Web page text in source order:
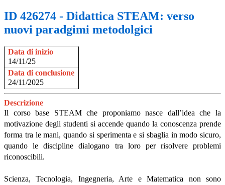
ID 426274 - Didattica STEAM: verso
nuovi paradgimi metodolgici
Data di inizio
14/11/25
Data di conclusione
24/11/2025
Descrizione
Il corso base STEAM che proponiamo nasce dall’idea che la
motivazione degli studenti si accende quando la conoscenza prende
forma tra le mani, quando si sperimenta e si sbaglia in modo sicuro,
quando le discipline dialogano tra loro per risolvere problemi
riconoscibili.
Scienza, Tecnologia, Ingegneria, Arte e Matematica non sono